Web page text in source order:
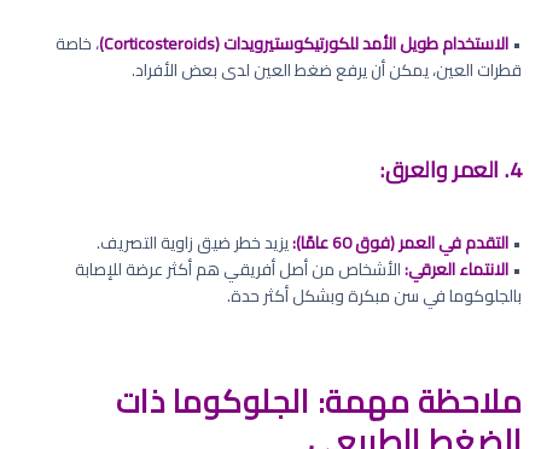
•الاستخدام طويل الأمد للكورتيكوستيرويدات (Corticosteroids)
، خاصة
قطرات العين، يمكن أن يرفع ضغط العين لدى بعض الأفراد.
4. العمر والعرق:
•التقدم في العمر (فوق 60 عامًا):
يزيد خطر ضيق زاوية التصريف.
•الانتماء العرقي:الأشخاص من أصل أفريقي هم أكثر عرضة للإصابة
بالجلوكوما في سن مبكرة وبشكل أكثر حدة.
ملاحظة مهمة: الجلوكوما ذات